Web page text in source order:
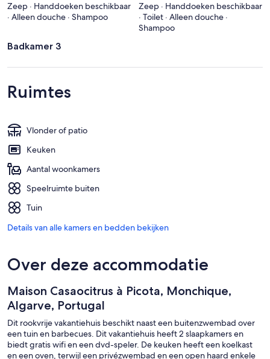
Zeep · Handdoeken beschikbaar
· Alleen douche · Shampoo
Zeep · Handdoeken beschikbaar
· Toilet · Alleen douche ·
Shampoo
Badkamer 3
Ruimtes
Vlonder of patio
Keuken
Aantal woonkamers
Speelruimte buiten
Tuin
Details van alle kamers en bedden bekijken
Over deze accommodatie
Maison Casaocitrus à Picota, Monchique,
Algarve, Portugal
Dit rookvrije vakantiehuis beschikt naast een buitenzwembad over
een tuin en barbecues. Dit vakantiehuis heeft 2 slaapkamers en
biedt gratis wifi en een dvd-speler. De keuken heeft een koelkast
en een oven, terwijl een privézwembad en een open haard enkele